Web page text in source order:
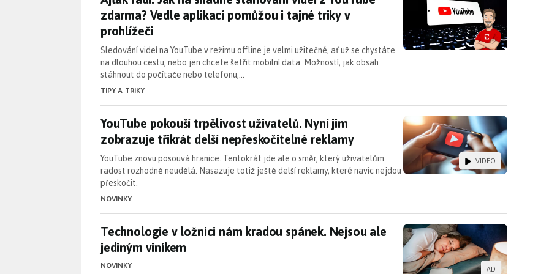
zdarma? Vedle aplikací pomůžou i tajné triky v
prohlížeči
Sledování videí na YouTube v režimu offline je velmi užitečné, ať už se chystáte
na dlouhou cestu, nebo jen chcete šetřit mobilní data. Možností, jak obsah
stáhnout do počítače nebo telefonu,…
TIPY A TRIKY
YouTube pokouší trpělivost uživatelů. Nyní jim zobrazuje třikrát delší
YouTube pokouší trpělivost uživatelů. Nyní jim
zobrazuje třikrát delší nepřeskočitelné reklamy
YouTube znovu posouvá hranice. Tentokrát jde ale o směr, který uživatelům
radost rozhodně neudělá. Nasazuje totiž ještě delší reklamy, které navíc nejdou
přeskočit.
NOVINKY
VIDEO
Technologie v ložnici nám kradou spánek. Nejsou ale jediným viníkem
Technologie v ložnici nám kradou spánek. Nejsou ale
jediným viníkem
NOVINKY AD